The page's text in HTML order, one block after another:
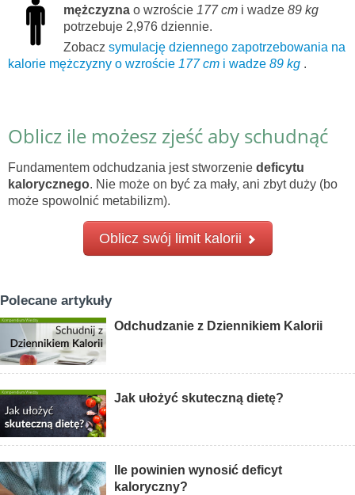
mężczyzna o wzroście 177 cm i wadze 89 kg
potrzebuje 2,976 dziennie.
Zobacz symulację dziennego zapotrzebowania na
kalorie mężczyzny o wzroście 177 cm i wadze 89 kg .
Oblicz ile możesz zjeść aby schudnąć
Fundamentem odchudzania jest stworzenie deficytu
kalorycznego. Nie może on być za mały, ani zbyt duży (bo
może spowolnić metabilizm).
Oblicz swój limit kalorii
Polecane artykuły
Odchudzanie z Dziennikiem Kalorii
Jak ułożyć skuteczną dietę?
Ile powinien wynosić deficyt
kaloryczny?